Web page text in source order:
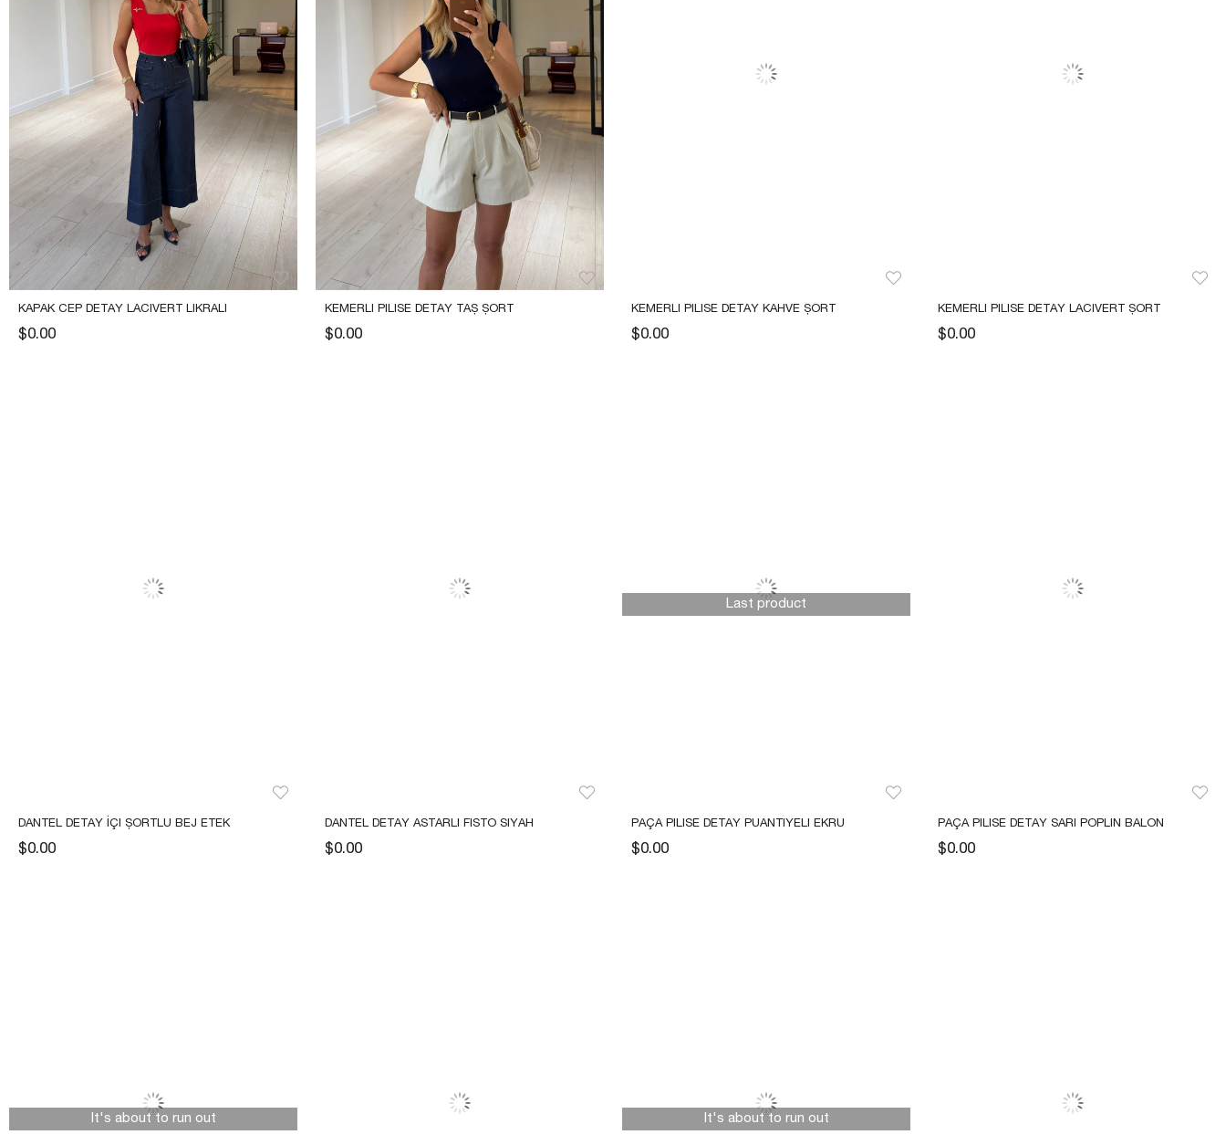
KAPAK CEP DETAY LACIVERT LIKRALI
PANTOLON
$0.00
KEMERLI PILISE DETAY TAŞ ŞORT
$0.00
KEMERLI PILISE DETAY KAHVE ŞORT
$0.00
KEMERLI PILISE DETAY LACIVERT ŞORT
$0.00
DANTEL DETAY İÇI ŞORTLU BEJ ETEK
$0.00
DANTEL DETAY ASTARLI FISTO SIYAH
PANTOLON
$0.00
PAÇA PILISE DETAY PUANTIYELI EKRU
POPLIN BALON PANTOLON
$0.00
Last product
PAÇA PILISE DETAY SARI POPLIN BALON
PANTOLON
$0.00
It's about to run out It's about to run out